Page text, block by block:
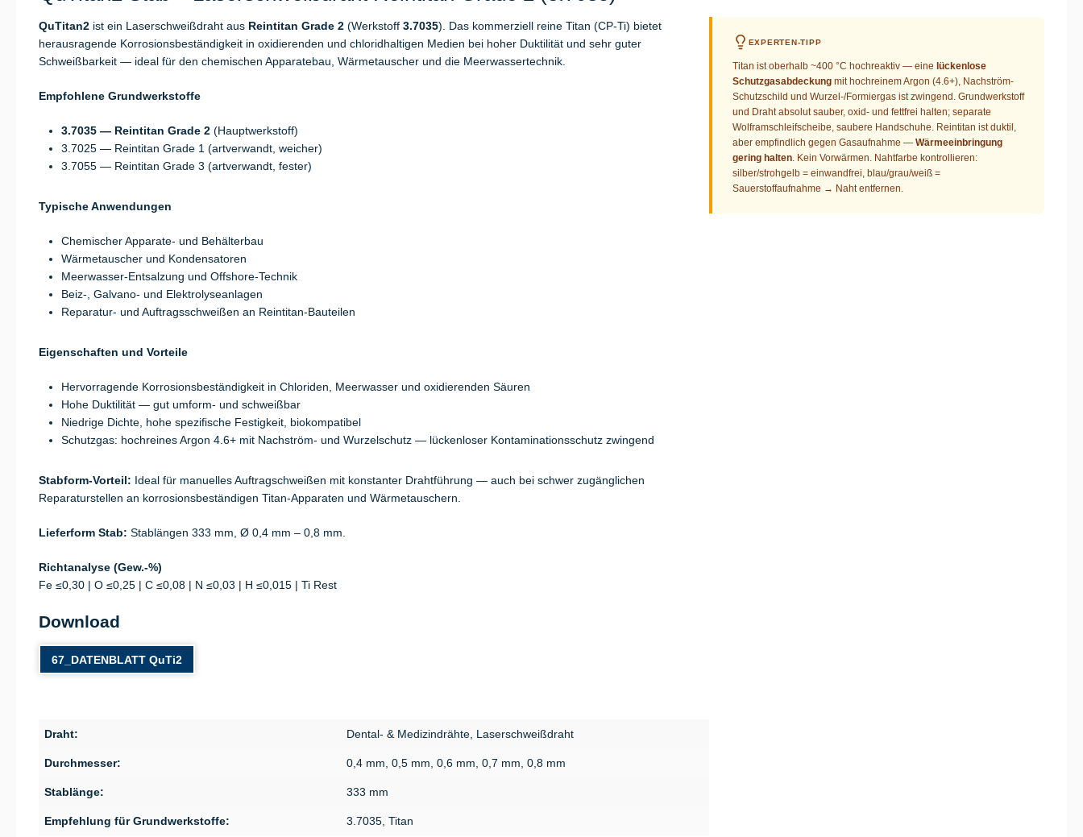
QuTitan2 ist ein Laserschweißdraht aus Reintitan Grade 2 (Werkstoff 3.7035). Das kommerziell reine Titan (CP-Ti) bietet
herausragende Korrosionsbeständigkeit in oxidierenden und chloridhaltigen Medien bei hoher Duktilität und sehr guter
Schweißbarkeit — ideal für den chemischen Apparatebau, Wärmetauscher und die Meerwassertechnik.
Empfohlene Grundwerkstoffe
3.7035 — Reintitan Grade 2 (Hauptwerkstoff)
3.7025 — Reintitan Grade 1 (artverwandt, weicher)
3.7055 — Reintitan Grade 3 (artverwandt, fester)
Typische Anwendungen
Chemischer Apparate- und Behälterbau
Wärmetauscher und Kondensatoren
Meerwasser-Entsalzung und Offshore-Technik
Beiz-, Galvano- und Elektrolyseanlagen
Reparatur- und Auftragsschweißen an Reintitan-Bauteilen
Eigenschaften und Vorteile
Hervorragende Korrosionsbeständigkeit in Chloriden, Meerwasser und oxidierenden Säuren
Hohe Duktilität — gut umform- und schweißbar
Niedrige Dichte, hohe spezifische Festigkeit, biokompatibel
Schutzgas: hochreines Argon 4.6+ mit Nachström- und Wurzelschutz — lückenloser Kontaminationsschutz zwingend
Stabform-Vorteil: Ideal für manuelles Auftragschweißen mit konstanter Drahtführung — auch bei schwer zugänglichen
Reparaturstellen an korrosionsbeständigen Titan-Apparaten und Wärmetauschern.
Lieferform Stab: Stablängen 333 mm, Ø 0,4 mm – 0,8 mm.
Richtanalyse (Gew.-%)
Fe ≤0,30 | O ≤0,25 | C ≤0,08 | N ≤0,03 | H ≤0,015 | Ti Rest
Download
67_DATENBLATT QuTi2
Draht: Dental- & Medizindrähte, Laserschweißdraht
Durchmesser: 0,4 mm, 0,5 mm, 0,6 mm, 0,7 mm, 0,8 mm
Stablänge: 333 mm
Empfehlung für Grundwerkstoffe: 3.7035, Titan
EXPERTEN-TIPP
Titan ist oberhalb ~400 °C hochreaktiv — eine lückenlose
Schutzgasabdeckungmit hochreinem Argon (4.6+), Nachström-
Schutzschild und Wurzel-/Formiergas ist zwingend. Grundwerkstoff
und Draht absolut sauber, oxid- und fettfrei halten; separate
Wolframschleifscheibe, saubere Handschuhe. Reintitan ist duktil,
aber empfindlich gegen Gasaufnahme — Wärmeeinbringung
gering halten. Kein Vorwärmen. Nahtfarbe kontrollieren:
silber/strohgelb = einwandfrei, blau/grau/weiß =
Sauerstoffaufnahme → Naht entfernen.